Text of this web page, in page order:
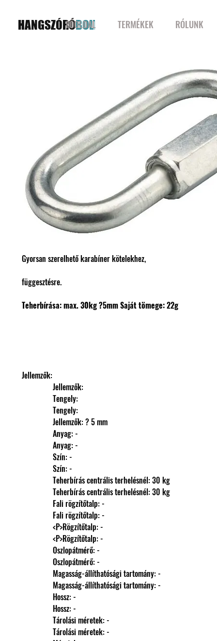
HANGSZÓRÓBOLT
FŐOLDAL TERMÉKEK RÓLUNK
Gyorsan szerelhető karabíner kötelekhez,
függesztésre.
Teherbírása: max. 30kg?5mmSaját tömege: 22g
Jellemzők:
                Jellemzők:
                Tengely:
                Tengely:
                Jellemzők: ? 5 mm
                Anyag: -
                Anyag: -
                Szín: -
                Szín: -
                Teherbírás centrális terhelésnél: 30 kg
                Teherbírás centrális terhelésnél: 30 kg
                Fali rögzítőtalp: -
                Fali rögzítőtalp: -
                <P>Rögzítőtalp: -
                <P>Rögzítőtalp: -
                Oszlopátmérő: -
                Oszlopátmérő: -
                Magasság-állíthatósági tartomány: -
                Magasság-állíthatósági tartomány: -
                Hossz: -
                Hossz: -
                Tárolási méretek: -
                Tárolási méretek: -